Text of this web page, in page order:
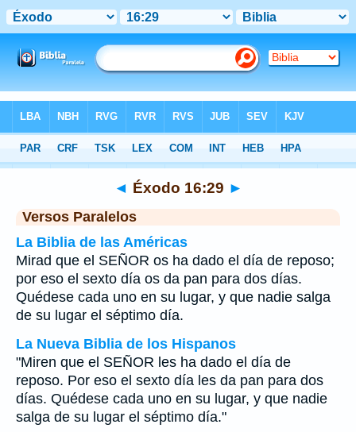
>Éxodo> Capítulo 16 > Verso 29
◄ Éxodo 16:29 ►
Versos Paralelos
La Biblia de las Américas
Mirad que el SEÑOR os ha dado el día de reposo;
por eso el sexto día os da pan para dos días.
Quédese cada uno en su lugar, y que nadie salga
de su lugar el séptimo día.
La Nueva Biblia de los Hispanos
"Miren que el SEÑOR les ha dado el día de
reposo. Por eso el sexto día les da pan para dos
días. Quédese cada uno en su lugar, y que nadie
salga de su lugar el séptimo día."